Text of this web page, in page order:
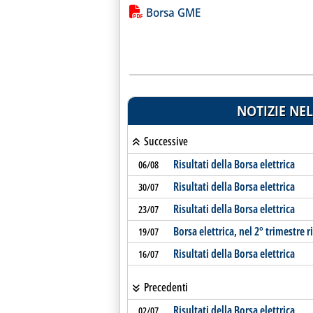
Lista allegati PDF alla notizia
Borsa GME
NOTIZIE
Successive
06/08 Risultati della Borsa elettrica
30/07 Risultati della Borsa elettrica
23/07 Risultati della Borsa elettrica
19/07 Borsa elettrica, nel 2° trimestre
16/07 Risultati della Borsa elettrica
Precedenti